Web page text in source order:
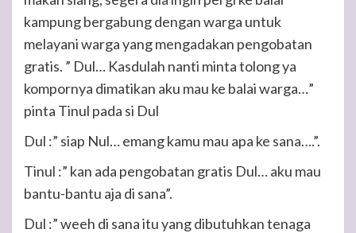
kampung bergabung dengan warga untuk
melayani warga yang mengadakan pengobatan
gratis. ” Dul… Kasdulah nanti minta tolong ya
kompornya dimatikan aku mau ke balai warga…”
pinta Tinul pada si Dul
Dul :” siap Nul… emang kamu mau apa ke sana….”.
Tinul :” kan ada pengobatan gratis Dul… aku mau
bantu-bantu aja di sana”.
Dul :” weeh di sana itu yang dibutuhkan tenaga